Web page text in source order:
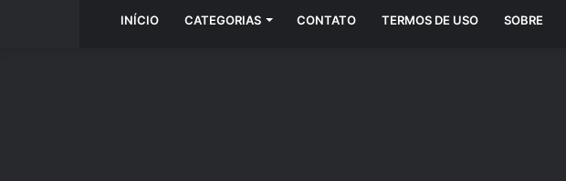
INÍCIO CATEGORIAS CONTATO TERMOS DE USO SOBRE